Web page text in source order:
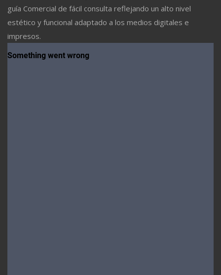
guía Comercial de fácil consulta reflejando un alto nivel
estético y funcional adaptado a los medios digitales e
impresos.